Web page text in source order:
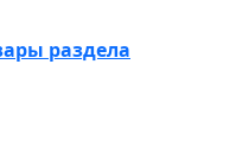
раздела